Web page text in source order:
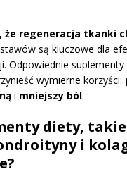
że regeneracja tkanki
są kluczowe dla
Odpowiednie
wymierne korzyści:
i mniejszy ból.
diety,
i